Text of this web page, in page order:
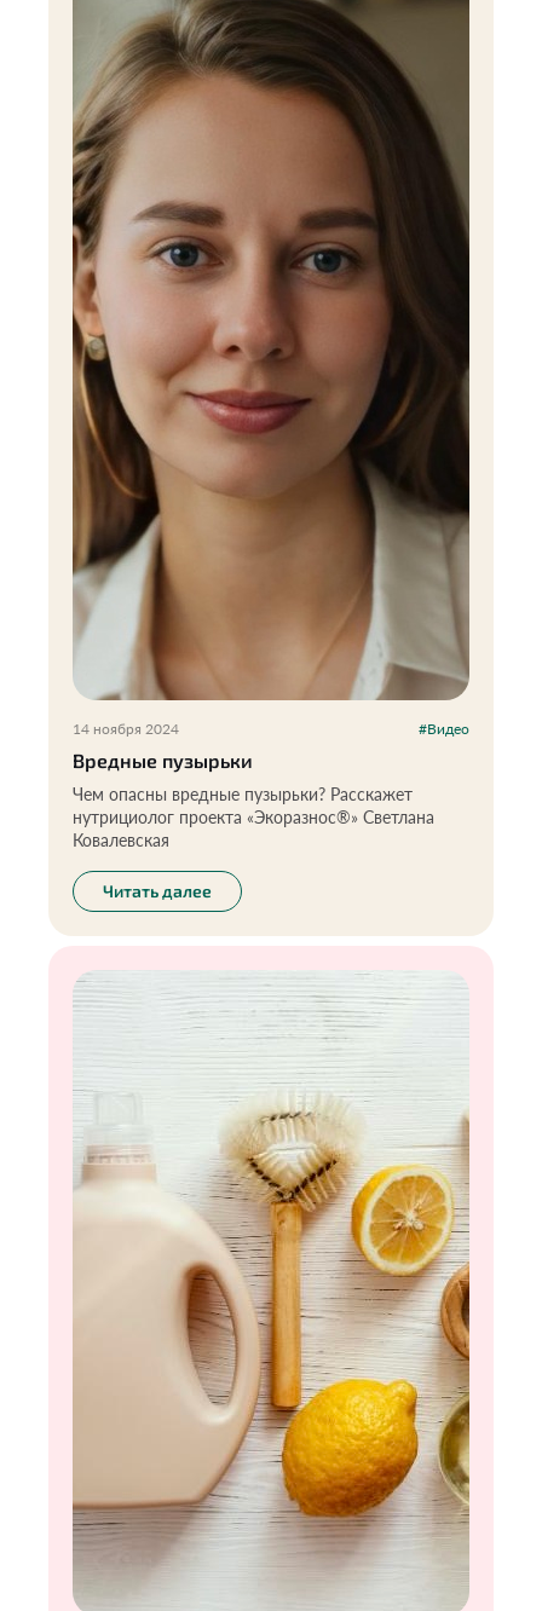
14 ноября 2024 #Видео
Вредные пузырьки
Чем опасны вредные пузырьки? Расскажет
нутрициолог проекта «Экоразнос®️» Светлана
Ковалевская
Читать далее